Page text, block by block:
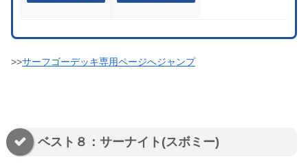
>>サーフゴーデッキ専用ページへジャンプ
ベスト８：サーナイト(スボミー)